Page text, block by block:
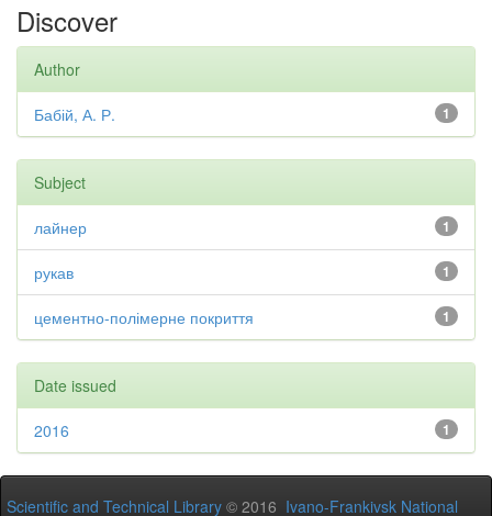
Discover
Author
1
Бабій, А. Р.
Subject
1
лайнер
1
рукав
1
цементно-полімерне покриття
Date issued
1
2016
Scientific and Technical Library © 2016 Ivano-Frankivsk National